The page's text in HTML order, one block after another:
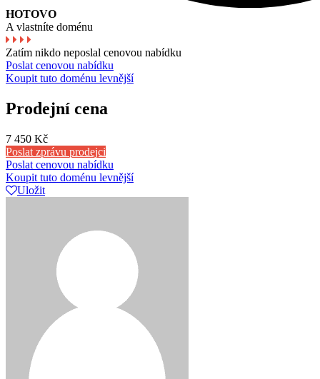
HOTOVO
A vlastníte doménu
Zatím nikdo neposlal cenovou nabídku
Poslat cenovou nabídku
Koupit tuto doménu levnější
Prodejní cena
7 450 Kč
Poslat zprávu prodejci
Poslat cenovou nabídku
Koupit tuto doménu levnější
Uložit